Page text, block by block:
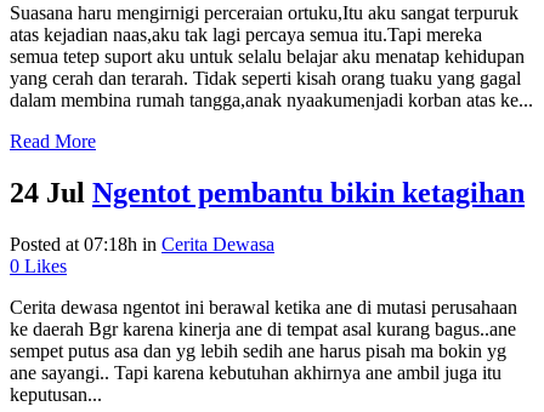
Suasana haru mengirnigi perceraian ortuku,Itu aku sangat terpuruk
atas kejadian naas,aku tak lagi percaya semua itu.Tapi mereka
semua tetep suport aku untuk selalu belajar aku menatap kehidupan
yang cerah dan terarah. Tidak seperti kisah orang tuaku yang gagal
dalam membina rumah tangga,anak nyaakumenjadi korban atas ke...
Read More
24 Jul Ngentot pembantu bikin ketagihan
Posted at 07:18h in Cerita Dewasa
0 Likes
Cerita dewasa ngentot ini berawal ketika ane di mutasi perusahaan
ke daerah Bgr karena kinerja ane di tempat asal kurang bagus..ane
sempet putus asa dan yg lebih sedih ane harus pisah ma bokin yg
ane sayangi.. Tapi karena kebutuhan akhirnya ane ambil juga itu
keputusan...